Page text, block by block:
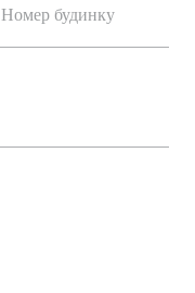
Номер будинку